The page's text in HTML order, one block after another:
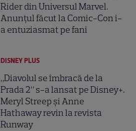
Rider din Universul Marvel.
Anunțul făcut la Comic-Con i-
a entuziasmat pe fani
DISNEY PLUS
„Diavolul se îmbracă de la
Prada 2” s-a lansat pe Disney+.
Meryl Streep și Anne
Hathaway revin la revista
Runway